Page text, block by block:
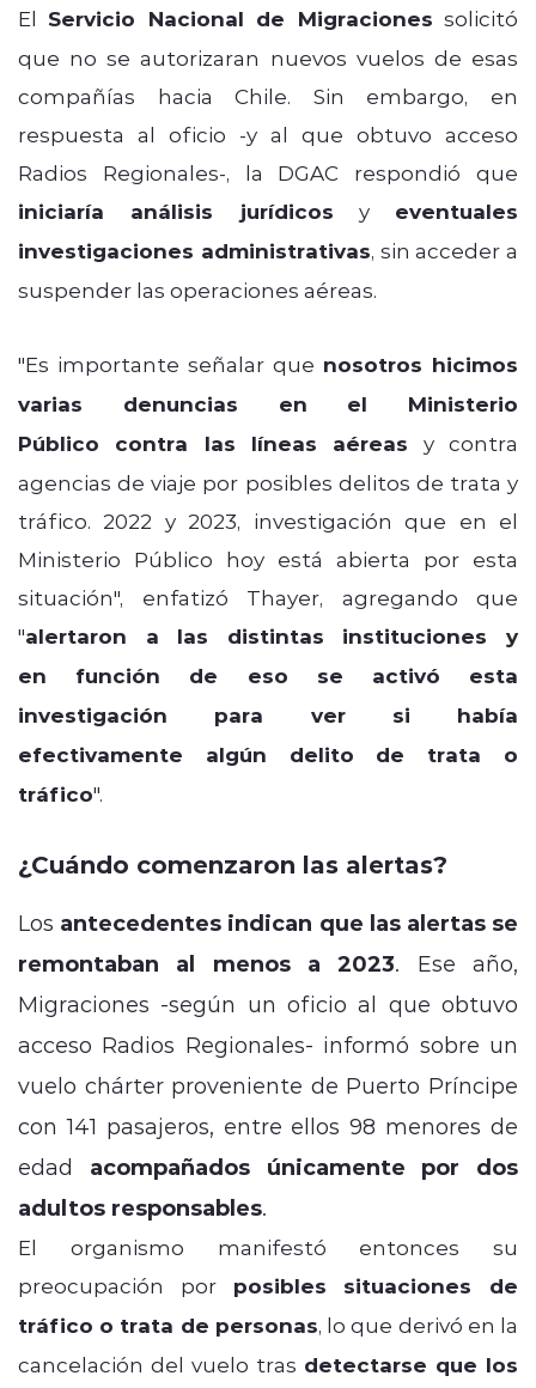
El Servicio Nacional de Migraciones solicitó
que no se autorizaran nuevos vuelos de esas
compañías hacia Chile. Sin embargo, en
respuesta al oficio -y al que obtuvo acceso
Radios Regionales-, la DGAC respondió que
iniciaría análisis jurídicos y eventuales
investigaciones administrativas, sin acceder a
suspender las operaciones aéreas.
"Es importante señalar que nosotros hicimos
varias denuncias en el Ministerio
Público
contra las líneas aéreas y contra
agencias de viaje por posibles delitos de trata y
tráfico. 2022 y 2023, investigación que en el
Ministerio Público hoy está abierta por esta
situación", enfatizó Thayer, agregando que
"alertaron a las distintas instituciones y
en
función de eso se activó esta
investigación para ver si había
efectivamente algún delito de trata
o
tráfico".
¿Cuándo comenzaron las alertas?
Los antecedentes indican que las alertas se
remontaban al menos a 2023. Ese año,
Migraciones -según un oficio al que obtuvo
acceso Radios Regionales- informó sobre un
vuelo chárter proveniente de Puerto Príncipe
con 141 pasajeros, entre ellos 98 menores de
edad acompañados únicamente por dos
adultos responsables.
El organismo manifestó entonces su
preocupación por posibles situaciones de
tráfico o trata de personas, lo que derivó en la
cancelación del vuelo tras detectarse que los